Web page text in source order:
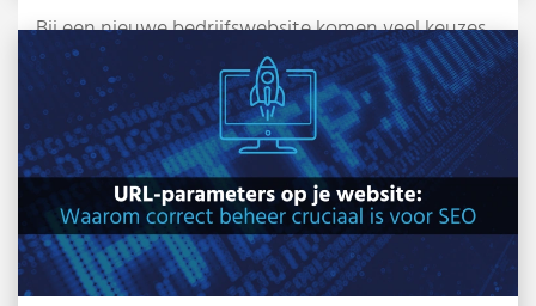
Bij een nieuwe bedrijfswebsite komen veel keuzes
kijken. Eén daarvan is: willen we een […]
Lees meer »